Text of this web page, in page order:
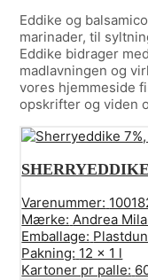
Eddike og
marinader, til
Eddike bidrager
madlavningen og
vores hjemmeside
opskrifter og viden
Varenummer:
Mærke: Andrea
Emballage:
Pakning: 12 x 1 l
Kartoner pr palle: